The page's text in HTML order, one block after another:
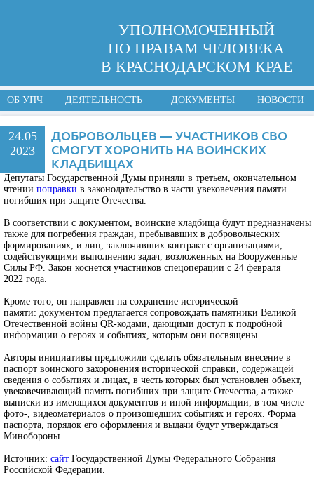
УПОЛНОМОЧЕННЫЙ
ПО ПРАВАМ ЧЕЛОВЕКА
В КРАСНОДАРСКОМ КРАЕ
ОБ УПЧ ДЕЯТЕЛЬНОСТЬ ДОКУМЕНТЫ НОВОСТИ
24.05
2023
ДОБРОВОЛЬЦЕВ — УЧАСТНИКОВ СВО
СМОГУТ ХОРОНИТЬ НА ВОИНСКИХ
КЛАДБИЩАХ
Депутаты Государственной Думы приняли в третьем, окончательном
чтении поправки в законодательство в части увековечения памяти
погибших при защите Отечества.
В соответствии с документом, воинские кладбища будут предназначены
также для погребения граждан, пребывавших в добровольческих
формированиях, и лиц, заключивших контракт с организациями,
содействующими выполнению задач, возложенных на Вооруженные
Силы РФ. Закон коснется участников спецоперации с 24 февраля
2022 года.
Кроме того, он направлен на сохранение исторической
памяти: документом предлагается сопровождать памятники Великой
Отечественной войны QR-кодами, дающими доступ к подробной
информации о героях и событиях, которым они посвящены.
Авторы инициативы предложили сделать обязательным внесение в
паспорт воинского захоронения исторической справки, содержащей
сведения о событиях и лицах, в честь которых был установлен объект,
увековечивающий память погибших при защите Отечества, а также
выписки из имеющихся документов и иной информации, в том числе
фото-, видеоматериалов о произошедших событиях и героях. Форма
паспорта, порядок его оформления и выдачи будут утверждаться
Минобороны.
Источник: сайт Государственной Думы Федерального Собрания
Российской Федерации.